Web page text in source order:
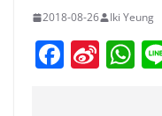
2018-08-26 Iki Yeung
F Si W